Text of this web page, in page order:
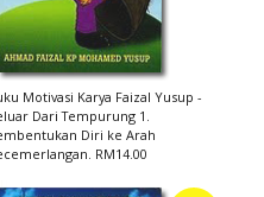
Motivasi Karya Faizal Yusup -
Dari Tempurung 1.
Diri ke Arah
RM14.00